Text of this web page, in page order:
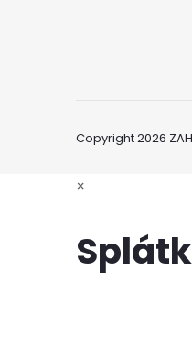
Copyright 2026
×